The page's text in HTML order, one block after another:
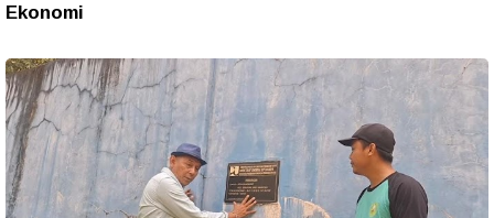
Ekonomi